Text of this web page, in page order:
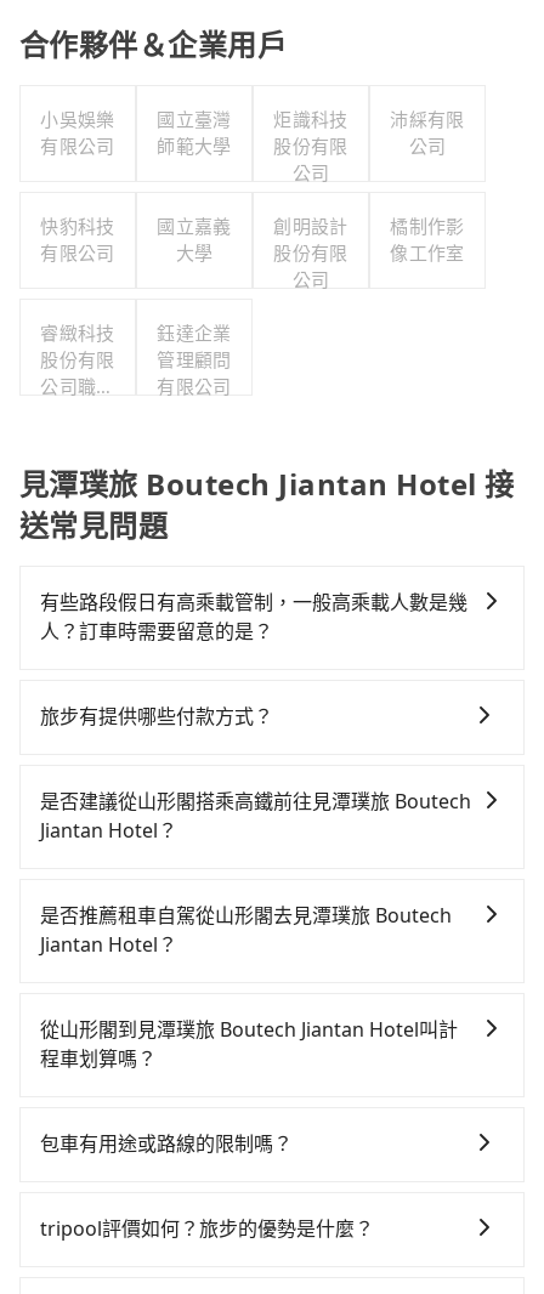
合作夥伴＆企業用戶
小吳娛樂
有限公司
國立臺灣
師範大學
炬識科技
股份有限
公司
沛綵有限
公司
快豹科技
有限公司
國立嘉義
大學
創明設計
股份有限
公司
橘制作影
像工作室
睿緻科技
股份有限
公司職工
鈺達企業
管理顧問
有限公司
見潭璞旅 Boutech Jiantan Hotel 接
送常見問題
有些路段假日有高乘載管制，一般高乘載人數是幾
人？訂車時需要留意的是？
道路安全，政府會實施高乘載管制，限制只有符合以下
有身心障礙證明、記者證或「高速公路高乘載管制」通
行證之小型車。如果您的出行路線會經過高乘載管制時
旅步有提供哪些付款方式？
信用卡)、先享後付的AFTEE，您可以在訂單確認後的14
天內完成付款即可。
是否建議從山形閣搭乘高鐵前往見潭璞旅 Boutech
Jiantan Hotel？
最佳選擇，高鐵較貴、費時、轉車麻煩，且難叫計程車
前往高鐵站！南港-台北雖然一天最多時有101班車次，
最靠近的南港高鐵站，叫一輛計程車花費約900元、車程
約50分鐘。抵達高鐵站後，步行進站、現場購票並於月
分鐘出站、等待車站前排班的計程車，搭上小黃後約花
小時54分鐘，假設5位同行，高鐵加轉乘之平均每人花費
是否推薦租車自駕從山形閣去見潭璞旅 Boutech
Jiantan Hotel？
時不需要閉目養神（因為要自己開車），最重要的是你
當天就要來回，那在宜蘭路邊可隨租隨借的iRent應該是
閣到見潭璞旅 Boutech Jiantan Hotel的花費預估為
40元路邊停車費用預估進去，但額外的汽車保險與可能
從山形閣到見潭璞旅 Boutech Jiantan Hotel叫計
程車划算嗎？
灣大車隊、Uber、Line Taxi、Yoxi等，如果在路邊攔不
程跳錶計算，價格約為1,190~1,400元間。不過宜蘭縣僅
包車有用途或路線的限制嗎？
是全台灣任何地方，只要是長途交通且途中遵守台灣法
tripool評價如何？旅步的優勢是什麼？